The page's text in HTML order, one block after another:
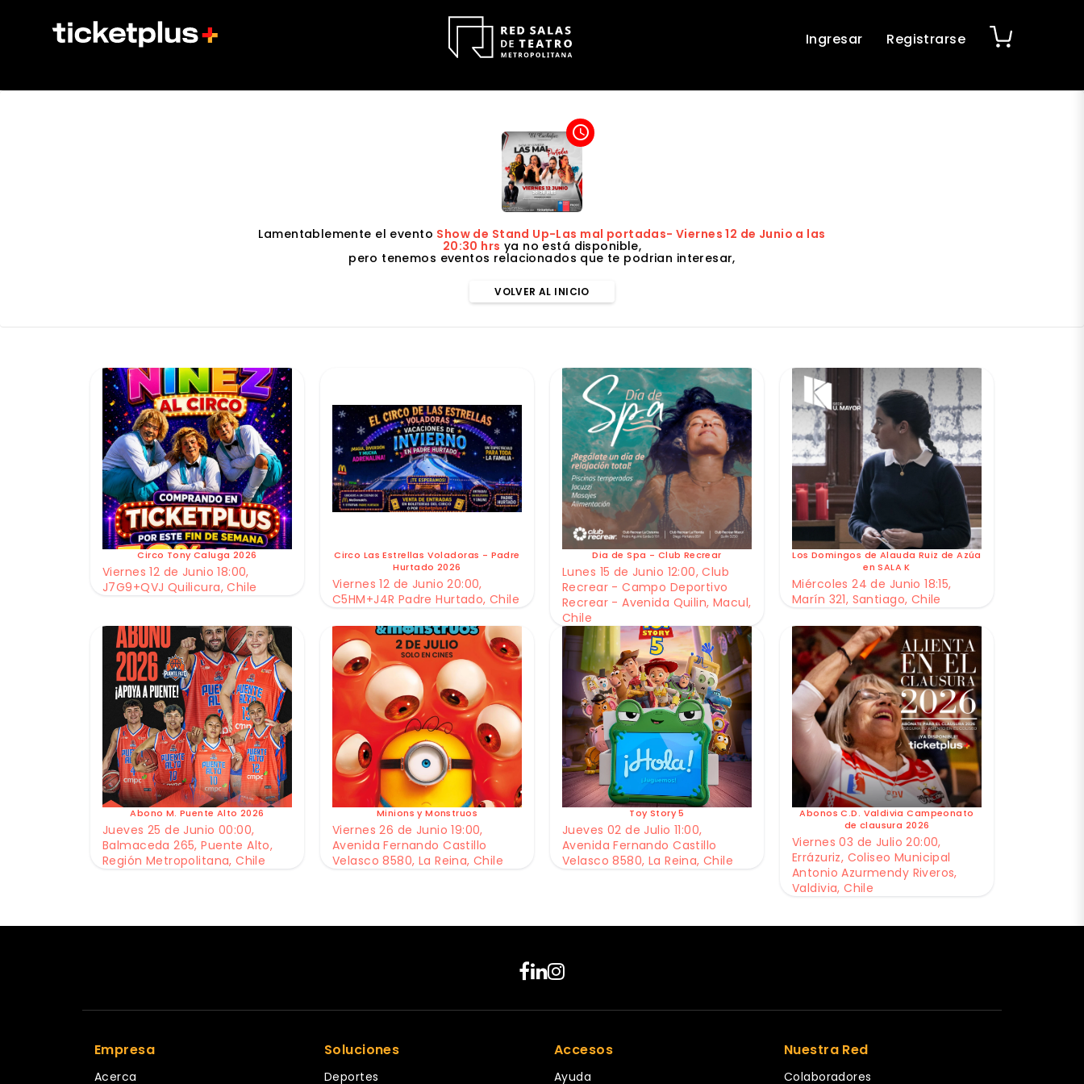
Ingresar Registrarse
access_time
Lamentablemente el evento Show de Stand Up-Las mal portadas- Viernes 12 de Junio a las
20:30 hrs ya no está disponible,
pero tenemos eventos relacionados que te podrian interesar,
VOLVER AL INICIO
Circo Tony Caluga 2026
Viernes 12 de Junio 18:00,
J7G9+QVJ Quilicura, Chile
Circo Las Estrellas Voladoras - Padre
Hurtado 2026
Viernes 12 de Junio 20:00,
C5HM+J4R Padre Hurtado, Chile
Dia de Spa - Club Recrear
Lunes 15 de Junio 12:00, Club
Recrear - Campo Deportivo
Recrear - Avenida Quilin, Macul,
Chile
Los Domingos de Alauda Ruiz de Azúa
en SALA K
Miércoles 24 de Junio 18:15,
Marín 321, Santiago, Chile
Abono M. Puente Alto 2026
Jueves 25 de Junio 00:00,
Balmaceda 265, Puente Alto,
Región Metropolitana, Chile
Minions y Monstruos
Viernes 26 de Junio 19:00,
Avenida Fernando Castillo
Velasco 8580, La Reina, Chile
Toy Story 5
Jueves 02 de Julio 11:00,
Avenida Fernando Castillo
Velasco 8580, La Reina, Chile
Abonos C.D. Valdivia Campeonato
de clausura 2026
Viernes 03 de Julio 20:00,
Errázuriz, Coliseo Municipal
Antonio Azurmendy Riveros,
Valdivia, Chile
Empresa
Acerca
Soluciones
Deportes
Accesos
Ayuda
Nuestra Red
Colaboradores